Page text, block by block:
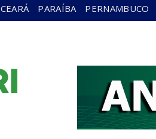
CEARÁ PARAÍBA PERNAMBUCO